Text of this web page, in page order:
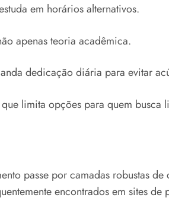
em horários alternativos.
apenas teoria acadêmica.
dedicação diária para evitar
limita opções para quem
passe por camadas robustas
encontrados em sites